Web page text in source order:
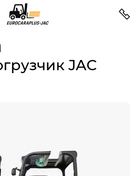
JAC